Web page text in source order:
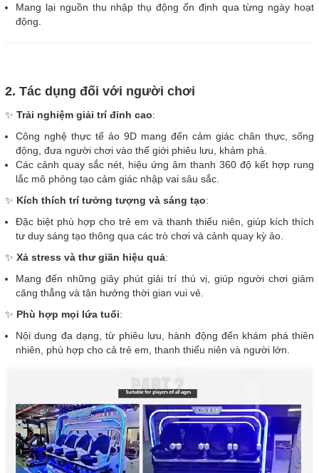
Mang lại nguồn thu nhập thụ động ổn định qua từng ngày hoạt
động.
2. Tác dụng đối với người chơi
✨ Trải nghiệm giải trí đỉnh cao:
Công nghệ thực tế ảo 9D mang đến cảm giác chân thực, sống
động, đưa người chơi vào thế giới phiêu lưu, khám phá.
Các cảnh quay sắc nét, hiệu ứng âm thanh 360 độ kết hợp rung
lắc mô phỏng tạo cảm giác nhập vai sâu sắc.
✨ Kích thích trí tưởng tượng và sáng tạo:
Đặc biệt phù hợp cho trẻ em và thanh thiếu niên, giúp kích thích
tư duy sáng tạo thông qua các trò chơi và cảnh quay kỳ ảo.
✨ Xả stress và thư giãn hiệu quả:
Mang đến những giây phút giải trí thú vị, giúp người chơi giảm
căng thẳng và tận hưởng thời gian vui vẻ.
✨ Phù hợp mọi lứa tuổi:
Nội dung đa dạng, từ phiêu lưu, hành động đến khám phá thiên
nhiên, phù hợp cho cả trẻ em, thanh thiếu niên và người lớn.